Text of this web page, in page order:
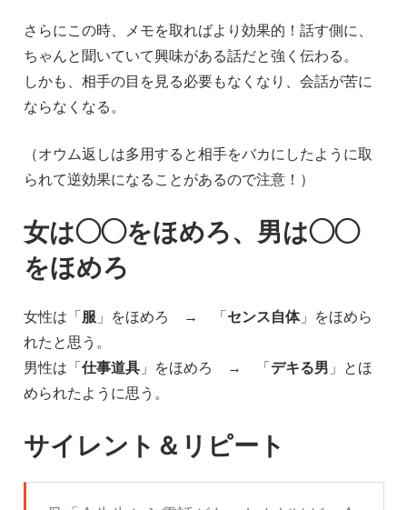
さらにこの時、メモを取ればより効果的！話す側に、
ちゃんと聞いていて興味がある話だと強く伝わる。
しかも、相手の目を見る必要もなくなり、会話が苦に
ならなくなる。
（オウム返しは多用すると相手をバカにしたように取
られて逆効果になることがあるので注意！）
女は◯◯をほめろ、男は◯◯
をほめろ
女性は「服」をほめろ → 「センス自体」をほめら
れたと思う。
男性は「仕事道具」をほめろ → 「デキる男 」とほ
められたように思う。
サイレント＆リピート